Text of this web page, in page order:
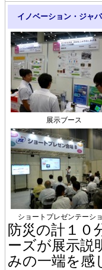
イノベーション・ジャ
展示ブース
ショートプレゼンテーシ
防災の計１０
ーズが展示説
みの一端を感